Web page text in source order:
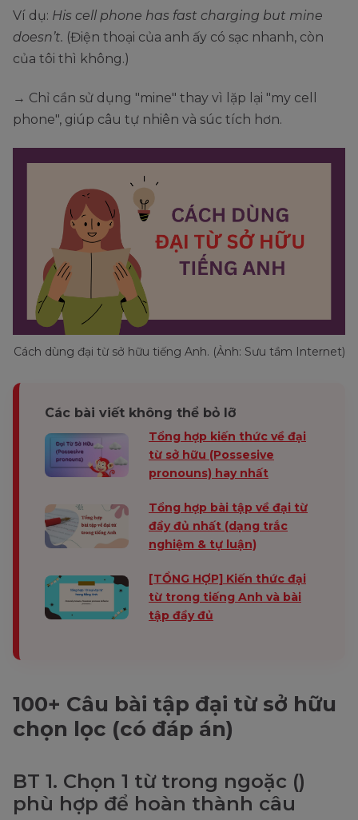
Ví dụ: His cell phone has fast charging but mine
doesn’t. (Điện thoại của anh ấy có sạc nhanh, còn
của tôi thì không.)
→ Chỉ cần sử dụng "mine" thay vì lặp lại "my cell
phone", giúp câu tự nhiên và súc tích hơn.
Cách dùng đại từ sở hữu tiếng Anh. (Ảnh: Sưu tầm Internet)
Các bài viết không thể bỏ lỡ
Tổng hợp kiến thức về đại
từ sở hữu (Possesive
pronouns) hay nhất
Tổng hợp bài tập về đại từ
đầy đủ nhất (dạng trắc
nghiệm & tự luận)
[TỔNG HỢP] Kiến thức đại
từ trong tiếng Anh và bài
tập đầy đủ
100+ Câu bài tập đại từ sở hữu
chọn lọc (có đáp án)
BT 1. Chọn 1 từ trong ngoặc ()
phù hợp để hoàn thành câu